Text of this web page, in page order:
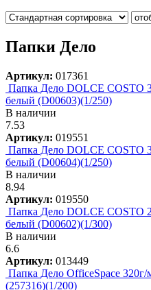
Папки Дело
Артикул: 017361
Папка Дело DOLCE COSTO
белый (D00603)(1/250)
В наличии
7.53
Артикул: 019551
Папка Дело DOLCE COSTO
белый (D00604)(1/250)
В наличии
8.94
Артикул: 019550
Папка Дело DOLCE COSTO
белый (D00602)(1/300)
В наличии
6.6
Артикул: 013449
Папка Дело OfficeSpace
(257316)(1/200)